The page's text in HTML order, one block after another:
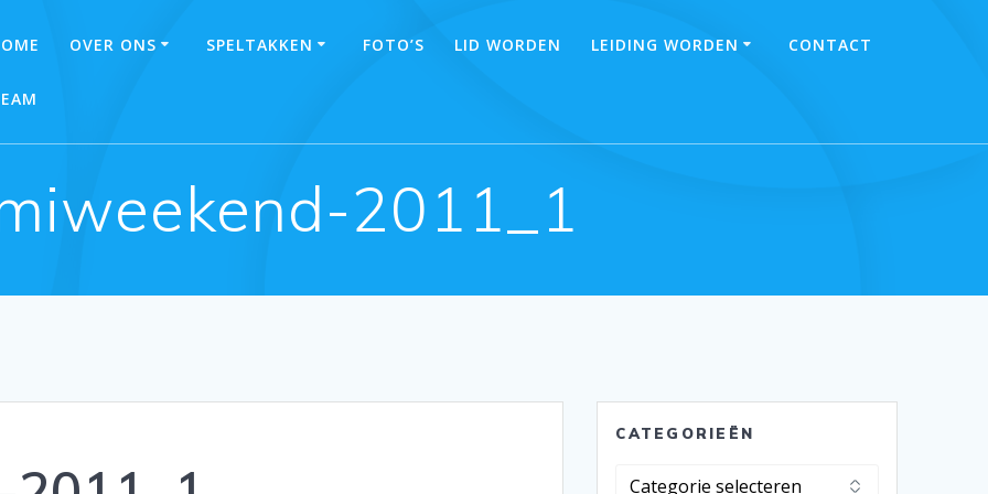
OVER ONS SPELTAKKEN FOTO’S LID WORDEN LEIDING WORDEN CONTACT
2011_1
CATEGORIEËN
Categorieën